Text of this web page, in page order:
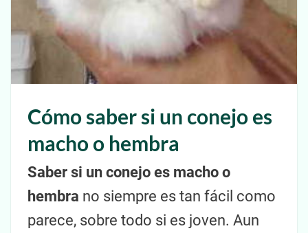
Cómo saber si un conejo es
macho o hembra
Saber si un conejo es macho o
hembra no siempre es tan fácil como
parece, sobre todo si es joven. Aun